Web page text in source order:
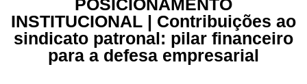
POSICIONAMENTO
INSTITUCIONAL | Contribuições ao
sindicato patronal: pilar financeiro
para a defesa empresarial